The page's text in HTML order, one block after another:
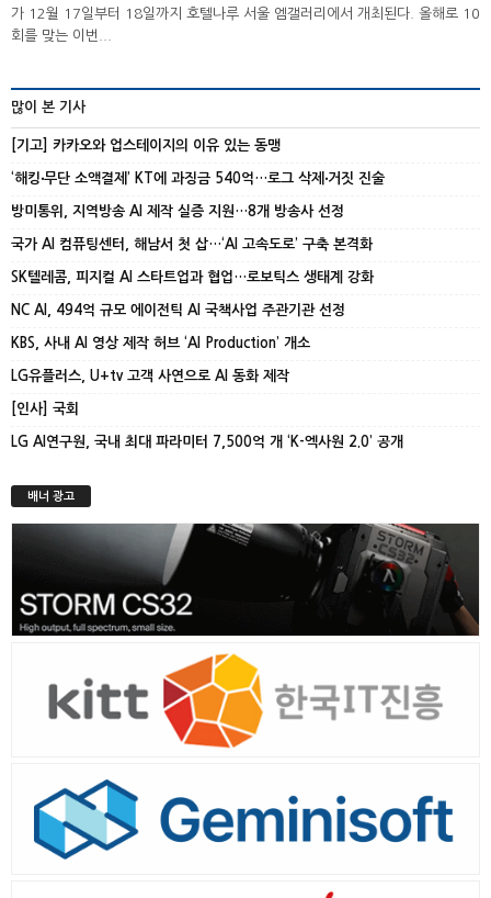
가 12월 17일부터 18일까지 호텔나루 서울 엠갤러리에서 개최된다. 올해로 10
회를 맞는 이번...
많이 본 기사
[기고] 카카오와 업스테이지의 이유 있는 동맹
‘해킹‧무단 소액결제’ KT에 과징금 540억…로그 삭제‧거짓 진술
방미통위, 지역방송 AI 제작 실증 지원…8개 방송사 선정
국가 AI 컴퓨팅센터, 해남서 첫 삽…‘AI 고속도로’ 구축 본격화
SK텔레콤, 피지컬 AI 스타트업과 협업…로보틱스 생태계 강화
NC AI, 494억 규모 에이전틱 AI 국책사업 주관기관 선정
KBS, 사내 AI 영상 제작 허브 ‘AI Production’ 개소
LG유플러스, U+tv 고객 사연으로 AI 동화 제작
[인사] 국회
LG AI연구원, 국내 최대 파라미터 7,500억 개 ‘K-엑사원 2.0’ 공개
배너 광고